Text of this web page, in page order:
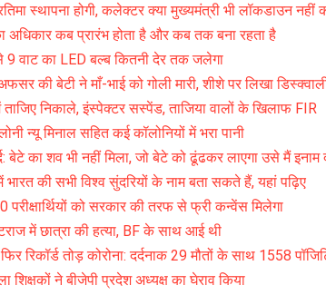
स्थापना होगी, कलेक्टर क्या मुख्यमंत्री भी लॉकडाउन
अधिकार कब प्रारंभ होता है और कब तक बना रहता है
9 वाट का LED बल्ब कितनी देर तक जलेगा
की बेटी ने माँ-भाई को गोली मारी, शीशे पर लिखा
निकाले, इंस्पेक्टर सस्पेंड, ताजिया वालों के खिलाफ FIR
न्यू मिनाल सहित कई कॉलोनियों में भरा पानी
बेटे का शव भी नहीं मिला, जो बेटे को ढूंढकर लाएगा उसे मैं इनाम
की सभी विश्व सुंदरियों के नाम बता सकते हैं, यहां पढ़िए
को सरकार की तरफ से फ्री कन्वेंस मिलेगा
में छात्रा की हत्या, BF के साथ आई थी
रिकॉर्ड तोड़ कोरोना: दर्दनाक 29 मौतों के साथ 1558
शिक्षकों ने बीजेपी प्रदेश अध्यक्ष का घेराव किया